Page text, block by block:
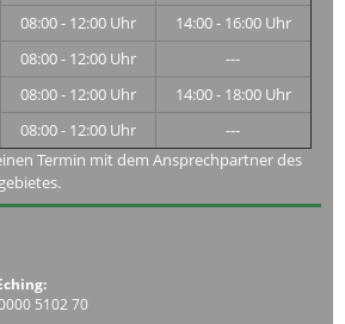
08:00 - 12:00 Uhr
14:00 - 16:00 Uhr
08:00 - 12:00 Uhr
---
08:00 - 12:00 Uhr
14:00 - 18:00 Uhr
08:00 - 12:00 Uhr
---
Termin mit dem Ansprechpartner des
5102 70